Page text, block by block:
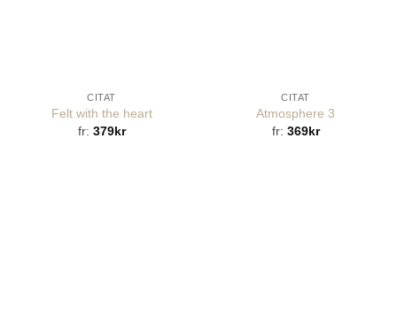
CITAT
Felt with the heart
fr: 379kr
CITAT
Atmosphere 3
fr: 369kr